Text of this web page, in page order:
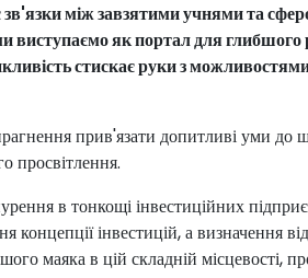
між завзятими учнями та
виступаємо як портал для глибшого
стискає руки з
прив'язати допитливі уми до
просвітлення.
в тонкощі інвестиційних
інвестицій, а визначення
маяка в цій складній місцевості,